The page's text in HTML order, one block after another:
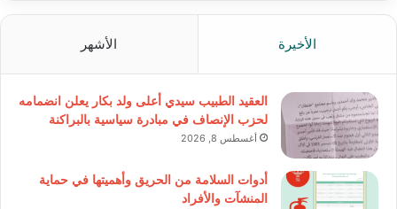
الأخيرة الأشهر
العقيد الطبيب سيدي أعلى ولد بكار يعلن انضمامه
لحزب الإنصاف في مبادرة سياسية بالبراكنة
أغسطس 8, 2026
أدوات السلامة من الحريق وأهميتها في حماية
المنشآت والأفراد